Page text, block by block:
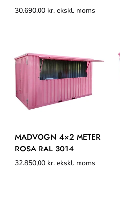
30.690,00 kr. ekskl. moms
MADVOGN 4×2 METER
ROSA RAL 3014
32.850,00 kr. ekskl. moms